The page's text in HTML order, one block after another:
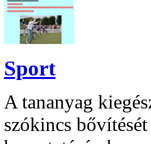
Sport
A tananyag
szókincs